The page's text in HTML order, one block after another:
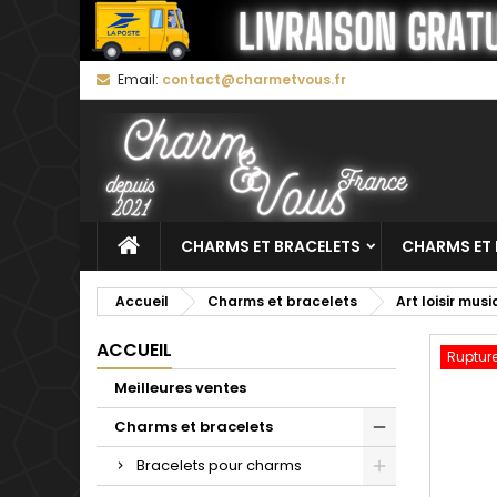
Email: contact@charmetvous.fr
CHARMS ET BRACELETS CHARMS ET
Accueil Charms et bracelets Art loisir
ACCUEIL
Meilleures ventes
Charms et bracelets
Bracelets pour charms